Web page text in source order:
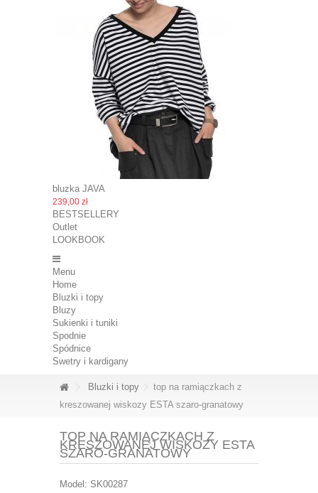
bluzka JAVA
239,00 zł
BESTSELLERY
Outlet
LOOKBOOK
Menu
Home
Bluzki i topy
Bluzy
Sukienki i tuniki
Spodnie
Spódnice
Swetry i kardigany
Bluzki i topy
top na ramiączkach z
kreszowanej wiskozy ESTA szaro-granatowy
TOP NA RAMIĄCZKACH Z
KRESZOWANEJ WISKOZY ESTA
SZARO-GRANATOWY
Model: SK00287